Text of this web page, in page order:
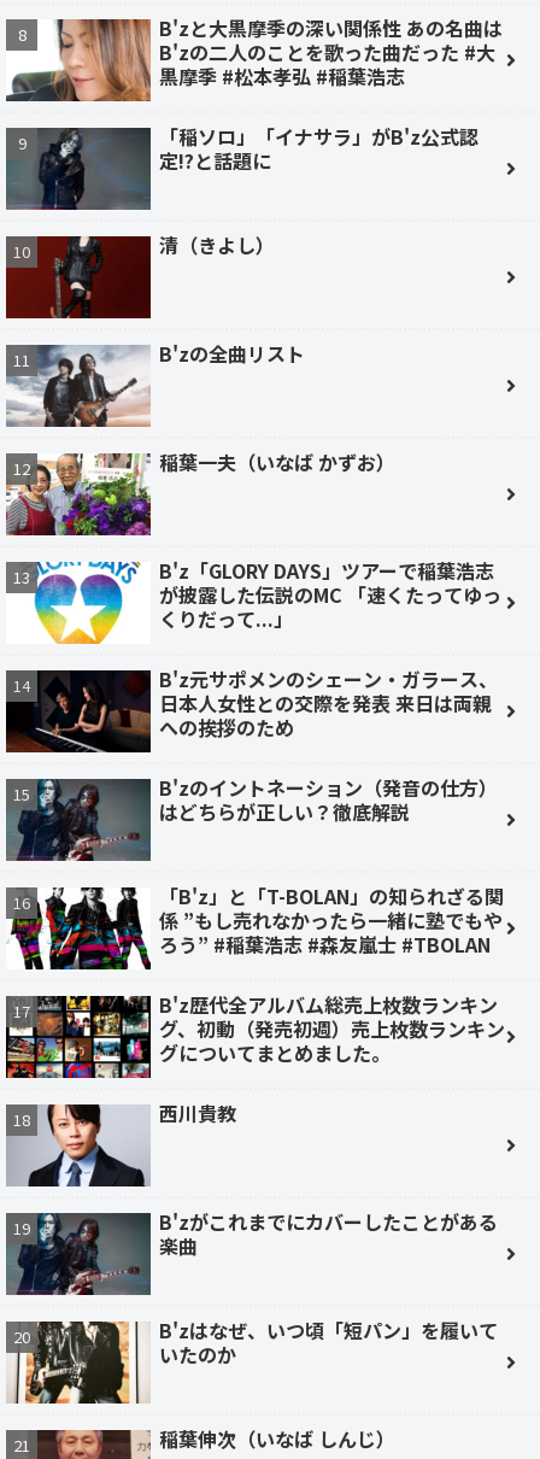
B'zと大黒摩季の深い関係性 あの名曲は
B'zの二人のことを歌った曲だった #大
黒摩季 #松本孝弘 #稲葉浩志
「稲ソロ」「イナサラ」がB'z公式認
定!?と話題に
清（きよし）
B'zの全曲リスト
稲葉一夫（いなば かずお）
B'z「GLORY DAYS」ツアーで稲葉浩志
が披露した伝説のMC 「速くたってゆっ
くりだって...」
B'z元サポメンのシェーン・ガラース、
日本人女性との交際を発表 来日は両親
への挨拶のため
B'zのイントネーション（発音の仕方）
はどちらが正しい？徹底解説
「B'z」と「T-BOLAN」の知られざる関
係 ”もし売れなかったら一緒に塾でもや
ろう” #稲葉浩志 #森友嵐士 #TBOLAN
B'z歴代全アルバム総売上枚数ランキン
グ、初動（発売初週）売上枚数ランキン
グについてまとめました。
西川貴教
B'zがこれまでにカバーしたことがある
楽曲
B'zはなぜ、いつ頃「短パン」を履いて
いたのか
稲葉伸次（いなば しんじ）